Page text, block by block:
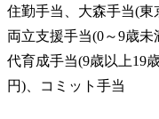
住勤手当、大森手当(東
両立支援手当(0～9歳
代育成手当(9歳以上19
円)、コミット手当